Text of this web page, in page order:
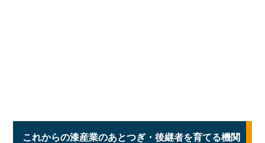
これからの漆産業のあとつぎ・後継者を育てる機関